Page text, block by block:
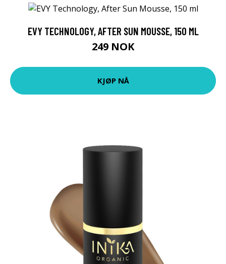
EVY TECHNOLOGY, AFTER SUN MOUSSE, 150 ML
249 NOK
KJØP NÅ